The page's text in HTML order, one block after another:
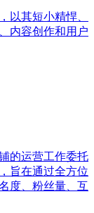
以其短小精悍、
内容创作和用户
的运营工作委托
旨在通过全方位
度、粉丝量、互